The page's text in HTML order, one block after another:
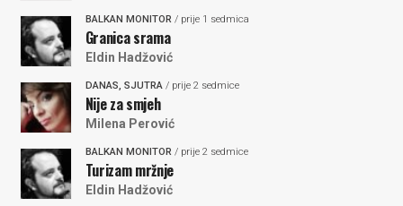
BALKAN MONITOR/ prije 1 sedmica
Granica srama
Eldin Hadžović
DANAS, SJUTRA/ prije 2 sedmice
Nije za smjeh
Milena Perović
BALKAN MONITOR/ prije 2 sedmice
Turizam mržnje
Eldin Hadžović